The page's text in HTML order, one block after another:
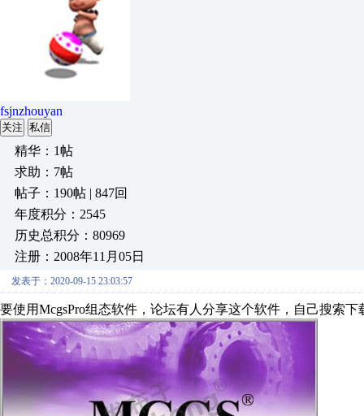
fsjnzhouyan
关注 私信
精华：1帖
求助：7帖
帖子：190帖 | 847回
年度积分：2545
历史总积分：80969
注册：2008年11月05日
发表于：2020-09-15 23:03:57
要使用McgsPro组态软件，论坛有人分享这个软件，自己搜索下